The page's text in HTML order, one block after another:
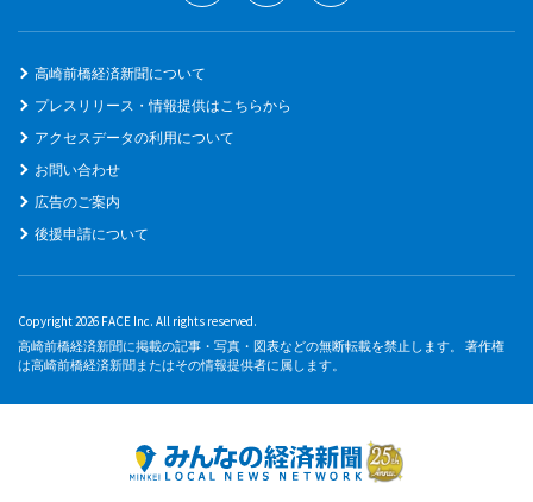
高崎前橋経済新聞について
プレスリリース・情報提供はこちらから
アクセスデータの利用について
お問い合わせ
広告のご案内
後援申請について
Copyright 2026 FACE Inc. All rights reserved.
高崎前橋経済新聞に掲載の記事・写真・図表などの無断転載を禁止します。 著作権
は高崎前橋経済新聞またはその情報提供者に属します。